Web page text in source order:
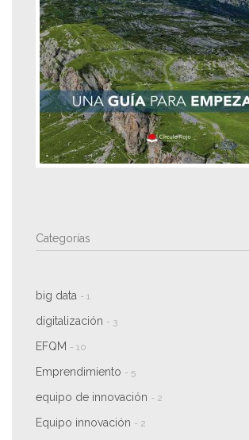
Categorías
big data - 1
digitalización - 3
EFQM - 10
Emprendimiento - 5
equipo de innovación - 2
Equipo innovación - 2